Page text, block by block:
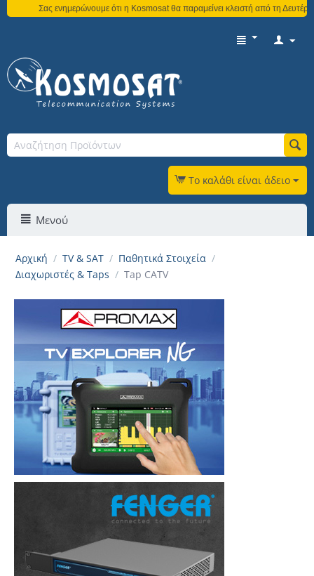
Σας ενημερώνουμε ότι η Kosmosat θα παραμείνει κλειστή από τη Δευτέρα
Το καλάθι είναι άδειο
Μενού
Αρχική / TV & SAT / Παθητικά Στοιχεία /
Διαχωριστές & Taps / Tap CATV